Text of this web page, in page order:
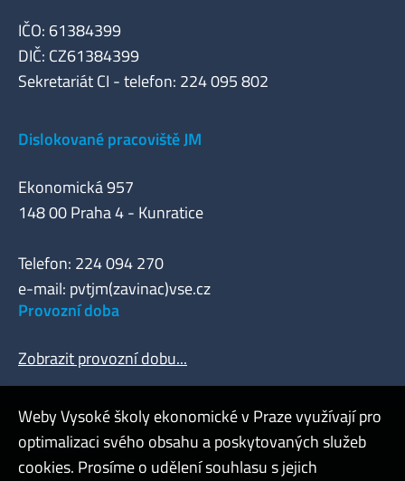
IČO: 61384399
DIČ: CZ61384399
Sekretariát CI - telefon: 224 095 802
Dislokované pracoviště JM
Ekonomická 957
148 00 Praha 4 - Kunratice
Telefon: 224 094 270
e-mail: pvtjm(zavinac)vse.cz
Provozní doba
Zobrazit provozní dobu...
Webmaster
Weby Vysoké školy ekonomické v Praze využívají pro
optimalizaci svého obsahu a poskytovaných služeb
cookies. Prosíme o udělení souhlasu s jejich